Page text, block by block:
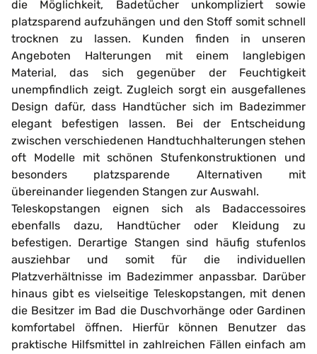
die Möglichkeit, Badetücher unkompliziert sowie
platzsparend aufzuhängen und den Stoff somit schnell
trocknen zu lassen. Kunden finden in unseren
Angeboten Halterungen mit einem langlebigen
Material, das sich gegenüber der Feuchtigkeit
unempfindlich zeigt. Zugleich sorgt ein ausgefallenes
Design dafür, dass Handtücher sich im Badezimmer
elegant befestigen lassen. Bei der Entscheidung
zwischen verschiedenen Handtuchhalterungen stehen
oft Modelle mit schönen Stufenkonstruktionen und
besonders platzsparende Alternativen mit
übereinander liegenden Stangen zur Auswahl.
Teleskopstangen eignen sich als Badaccessoires
ebenfalls dazu, Handtücher oder Kleidung zu
befestigen. Derartige Stangen sind häufig stufenlos
ausziehbar und somit für die individuellen
Platzverhältnisse im Badezimmer anpassbar. Darüber
hinaus gibt es vielseitige Teleskopstangen, mit denen
die Besitzer im Bad die Duschvorhänge oder Gardinen
komfortabel öffnen. Hierfür können Benutzer das
praktische Hilfsmittel in zahlreichen Fällen einfach am